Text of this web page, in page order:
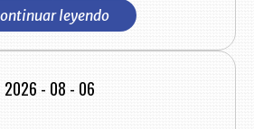
leyendo
2026 - 08 - 06